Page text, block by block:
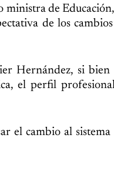
de
de los
Hernández, si
el perfil
el cambio al sistema